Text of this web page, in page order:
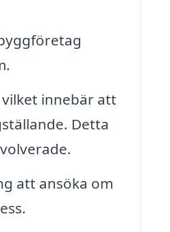
innebär att
Detta
att ansöka om